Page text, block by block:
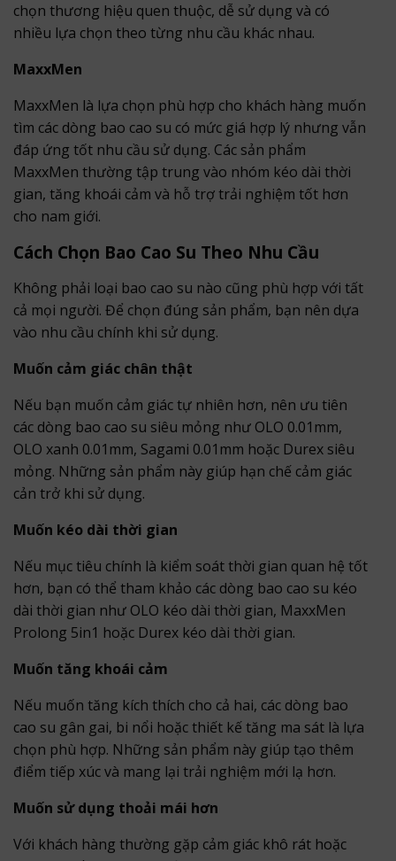
chọn thương hiệu quen thuộc, dễ sử dụng và có
nhiều lựa chọn theo từng nhu cầu khác nhau.
MaxxMen
MaxxMen là lựa chọn phù hợp cho khách hàng muốn
tìm các dòng bao cao su có mức giá hợp lý nhưng vẫn
đáp ứng tốt nhu cầu sử dụng. Các sản phẩm
MaxxMen thường tập trung vào nhóm kéo dài thời
gian, tăng khoái cảm và hỗ trợ trải nghiệm tốt hơn
cho nam giới.
Cách Chọn Bao Cao Su Theo Nhu Cầu
Không phải loại bao cao su nào cũng phù hợp với tất
cả mọi người. Để chọn đúng sản phẩm, bạn nên dựa
vào nhu cầu chính khi sử dụng.
Muốn cảm giác chân thật
Nếu bạn muốn cảm giác tự nhiên hơn, nên ưu tiên
các dòng bao cao su siêu mỏng như OLO 0.01mm,
OLO xanh 0.01mm, Sagami 0.01mm hoặc Durex siêu
mỏng. Những sản phẩm này giúp hạn chế cảm giác
cản trở khi sử dụng.
Muốn kéo dài thời gian
Nếu mục tiêu chính là kiểm soát thời gian quan hệ tốt
hơn, bạn có thể tham khảo các dòng bao cao su kéo
dài thời gian như OLO kéo dài thời gian, MaxxMen
Prolong 5in1 hoặc Durex kéo dài thời gian.
Muốn tăng khoái cảm
Nếu muốn tăng kích thích cho cả hai, các dòng bao
cao su gân gai, bi nổi hoặc thiết kế tăng ma sát là lựa
chọn phù hợp. Những sản phẩm này giúp tạo thêm
điểm tiếp xúc và mang lại trải nghiệm mới lạ hơn.
Muốn sử dụng thoải mái hơn
Với khách hàng thường gặp cảm giác khô rát hoặc